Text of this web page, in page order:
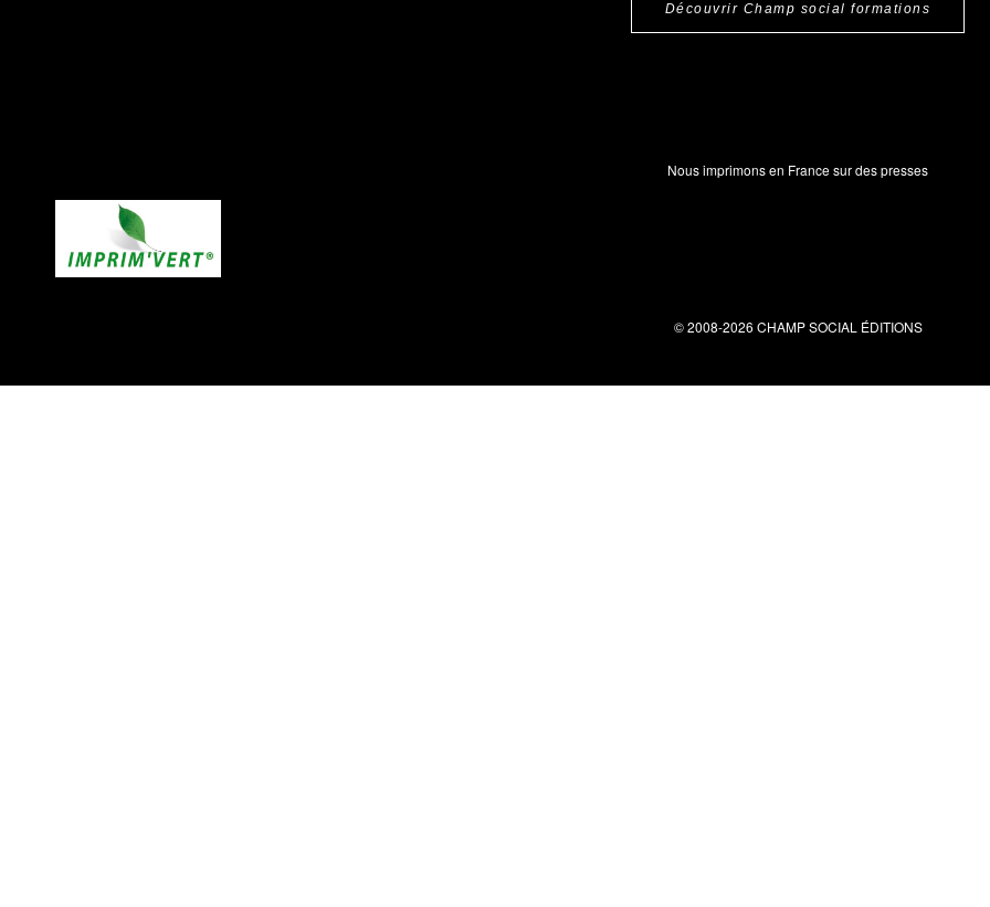
Découvrir Champ social formations
Nous imprimons en France sur des presses
© 2008-2026 CHAMP SOCIAL ÉDITIONS